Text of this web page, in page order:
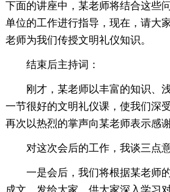
下面的讲座中，某老师将结合这些
单位的工作进行指导，现在，请大
老师为我们传授文明礼仪知识。
结束后主持词：
刚才，某老师以丰富的知识、
一节很好的文明礼仪课，使我们深
再次以热烈的掌声向某老师表示感谢
对这次会后的工作，我谈三点意
一是会后，我们将根据某老师